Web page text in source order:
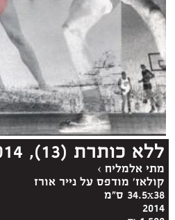
ללא כותרת (13), 2014
מתי אלמליח›
קולאז' מודפס על נייר אורז
34.5x38 ס"מ
2014